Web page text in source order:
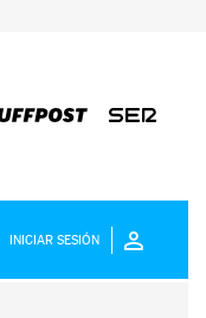
INICIAR SESIÓN